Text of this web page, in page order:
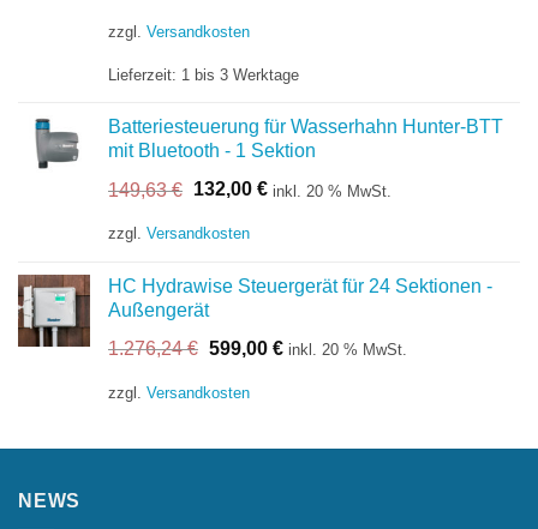
war:
zzgl. Versandkosten
Lieferzeit: 1 bis 3 Werktage
Batteriesteuerung für Wasserhahn Hunter-BTT
mit Bluetooth - 1 Sektion
149,63€ Ursprünglicher
war:
132,00 €Aktueller
inkl. 20 % MwSt.
zzgl. Versandkosten
HC Hydrawise Steuergerät für 24 Sektionen -
Außengerät
1.276,24€ Ursprünglicher
war:
599,00 €Aktueller
inkl. 20 % MwSt.
zzgl. Versandkosten
NEWS